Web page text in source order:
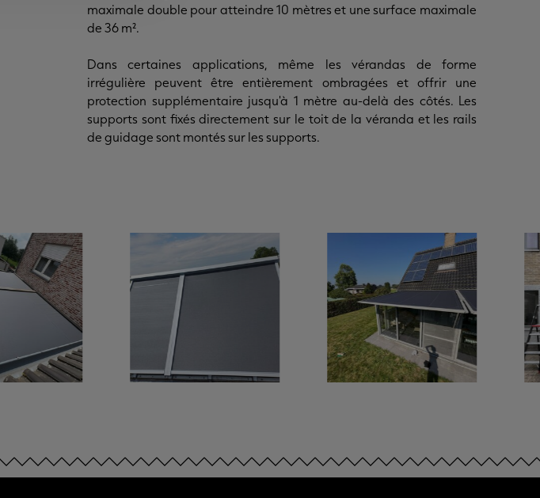
maximale double pour atteindre 10 mètres et une surface maximale
de 36 m².
Dans certaines applications, même les vérandas de forme
irrégulière peuvent être entièrement ombragées et offrir une
protection supplémentaire jusqu'à 1 mètre au-delà des côtés. Les
supports sont fixés directement sur le toit de la véranda et les rails
de guidage sont montés sur les supports.